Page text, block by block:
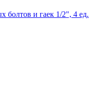
болтов и гаек 1/2", 4 ед.